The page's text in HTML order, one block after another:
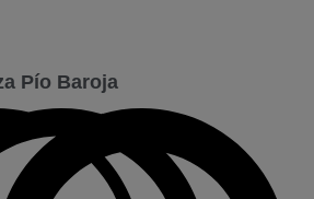
Pío Baroja